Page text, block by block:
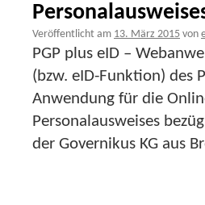
Veröffentlicht am 13. März 2015 von
PGP plus eID –
(bzw. eID-Funktion) des
Anwendung für die
Personalausweises
der Governikus KG aus